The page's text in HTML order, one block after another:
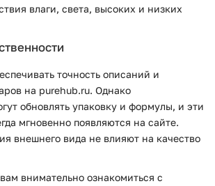
влаги, света, высоких и низких
точность описаний и
на purehub.ru. Однако
обновлять упаковку и формулы, и эти
мгновенно появляются на сайте.
внешнего вида не влияют на качество
внимательно ознакомиться с